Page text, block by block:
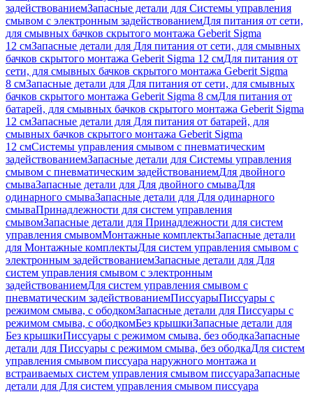
задействованиемЗапасные детали для Системы управления
смывом с электронным задействованиемДля питания от сети,
для смывных бачков скрытого монтажа Geberit Sigma
12 смЗапасные детали для Для питания от сети, для смывных
бачков скрытого монтажа Geberit Sigma 12 смДля питания от
сети, для смывных бачков скрытого монтажа Geberit Sigma
8 смЗапасные детали для Для питания от сети, для смывных
бачков скрытого монтажа Geberit Sigma 8 смДля питания от
батарей, для смывных бачков скрытого монтажа Geberit Sigma
12 смЗапасные детали для Для питания от батарей, для
смывных бачков скрытого монтажа Geberit Sigma
12 смСистемы управления смывом с пневматическим
задействованиемЗапасные детали для Системы управления
смывом с пневматическим задействованиемДля двойного
смываЗапасные детали для Для двойного смываДля
одинарного смываЗапасные детали для Для одинарного
смываПринадлежности для систем управления
смывомЗапасные детали для Принадлежности для систем
управления смывомМонтажные комплектыЗапасные детали
для Монтажные комплектыДля систем управления смывом с
электронным задействованиемЗапасные детали для Для
систем управления смывом с электронным
задействованиемДля систем управления смывом с
пневматическим задействованиемПиссуарыПиссуары с
режимом смыва, с ободкомЗапасные детали для Писсуары с
режимом смыва, с ободкомБез крышкиЗапасные детали для
Без крышкиПиссуары с режимом смыва, без ободкаЗапасные
детали для Писсуары с режимом смыва, без ободкаДля систем
управления смывом писсуара наружного монтажа и
встраиваемых систем управления смывом писсуараЗапасные
детали для Для систем управления смывом писсуара